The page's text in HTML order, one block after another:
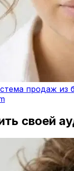
продаж из
своей